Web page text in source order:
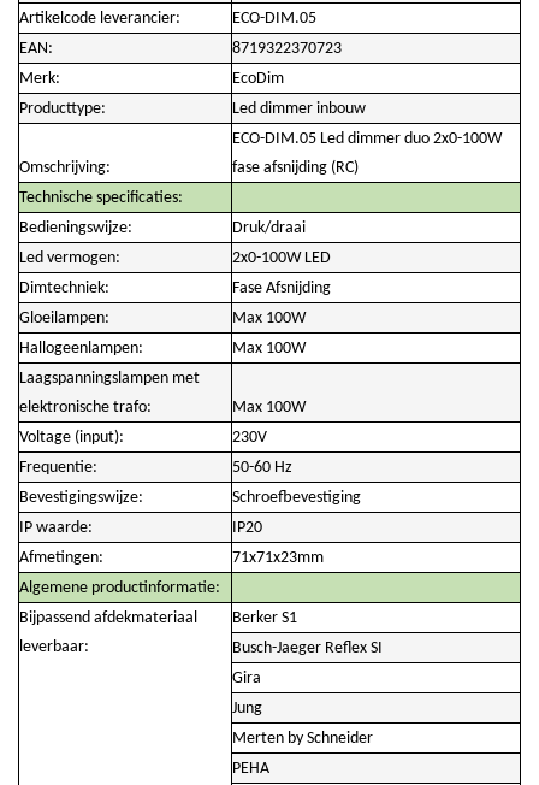
Artikelcode leverancier:
ECO-DIM.05
EAN:
8719322370723
Merk:
EcoDim
Producttype:
Led dimmer inbouw
Omschrijving:
ECO-DIM.05 Led dimmer duo 2x0-100W
fase afsnijding (RC)
Technische specificaties:
Bedieningswijze:
Druk/draai
Led vermogen:
2x0-100W LED
Dimtechniek:
Fase Afsnijding
Gloeilampen:
Max 100W
Hallogeenlampen:
Max 100W
Laagspanningslampen met
elektronische trafo:
Max 100W
Voltage (input):
230V
Frequentie:
50-60 Hz
Bevestigingswijze:
Schroefbevestiging
IP waarde:
IP20
Afmetingen:
71x71x23mm
Algemene productinformatie:
Bijpassend afdekmateriaal
leverbaar:
Berker S1
Busch-Jaeger Reflex SI
Gira
Jung
Merten by Schneider
PEHA